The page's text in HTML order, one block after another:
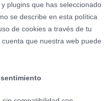
plugins que has seleccionado
se describe en esta política
de cookies a través de tu
que nuestra web puede